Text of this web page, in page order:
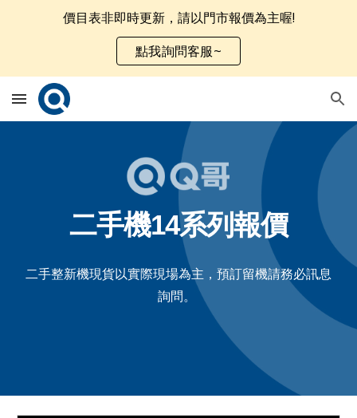
價目表非即時更新，請以門市報價為主喔!
點我詢問客服~
二手機14系列報價
二手整新機現貨以實際現場為主，預訂留機請務必訊息
詢問。